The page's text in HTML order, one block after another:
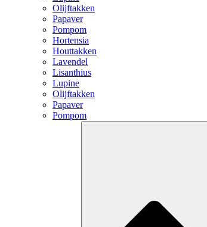
Olijftakken
Papaver
Pompom
Hortensia
Houttakken
Lavendel
Lisanthius
Lupine
Olijftakken
Papaver
Pompom